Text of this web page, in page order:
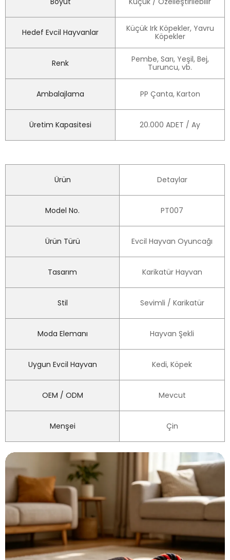
Hedef Evcil Hayvanlar
Küçük Irk Köpekler, Yavru
Köpekler
Renk
Pembe, Sarı, Yeşil, Bej,
Turuncu, vb.
Ambalajlama PP Çanta, Karton
Üretim Kapasitesi 20.000 ADET / Ay
Ürün Detaylar
Model No. PT007
Ürün Türü Evcil Hayvan Oyuncağı
Tasarım Karikatür Hayvan
Stil Sevimli / Karikatür
Moda Elemanı Hayvan Şekli
Uygun Evcil Hayvan Kedi, Köpek
OEM / ODM Mevcut
Menşei Çin